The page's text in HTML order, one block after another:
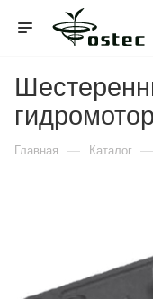
Главная — Каталог —